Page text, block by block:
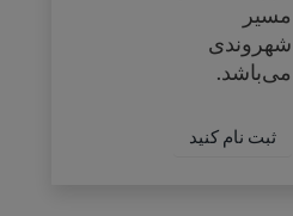
مسیر
شهروندی
می‌باشد.
ثبت نام کنید